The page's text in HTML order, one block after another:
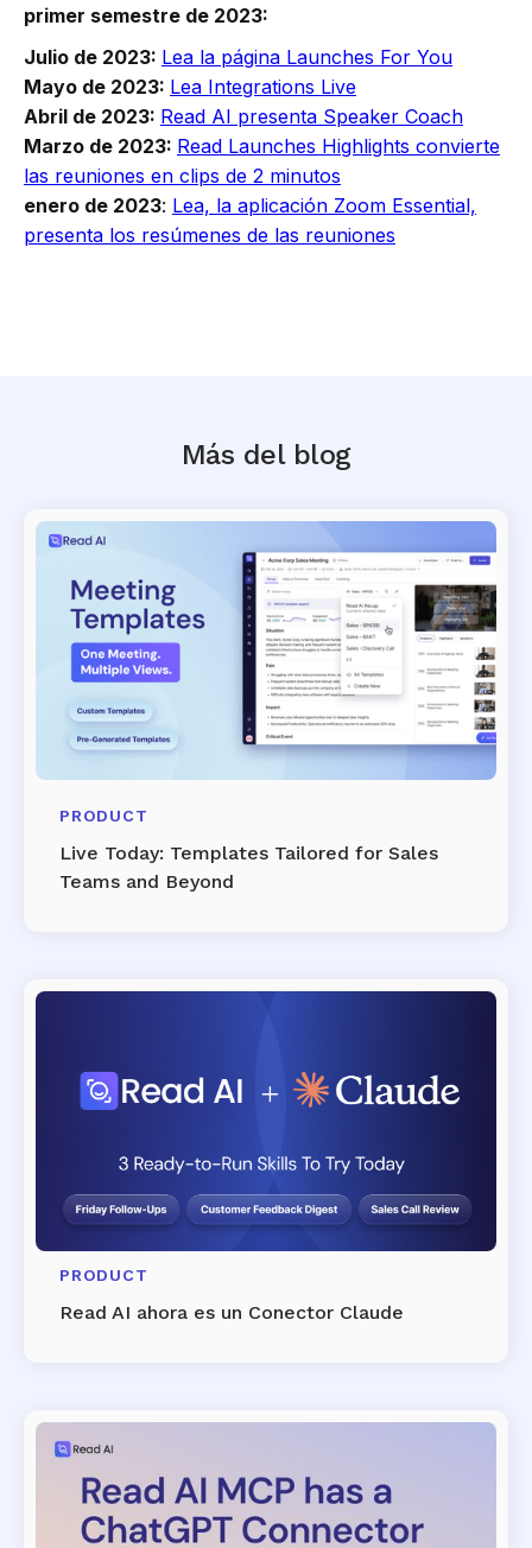
primer semestre de 2023:
Julio de 2023: Lea la página Launches For You
Mayo de 2023: Lea Integrations Live
Abril de 2023: Read AI presenta Speaker Coach
Marzo de 2023: Read Launches Highlights convierte
las reuniones en clips de 2 minutos
enero de 2023: Lea, la aplicación Zoom Essential,
presenta los resúmenes de las reuniones
Más del blog
PRODUCT
Live Today: Templates Tailored for Sales
Teams and Beyond
PRODUCT
Read AI ahora es un Conector Claude